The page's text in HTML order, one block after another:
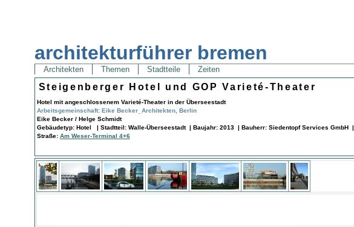
architekturführer bremen
Architekten Themen Stadtteile Zeiten
Steigenberger Hotel und GOP Varieté-Theater
Hotel mit angeschlossenem Varieté-Theater in der Überseestadt
Arbeitsgemeinschaft: Eike Becker_Architekten, Berlin
Eike Becker / Helge Schmidt
Gebäudetyp: Hotel | Stadtteil: Walle-Überseestadt | Baujahr: 2013 | Bauherr: Siedentopf Services GmbH |
Straße: Am Weser-Terminal 4+6